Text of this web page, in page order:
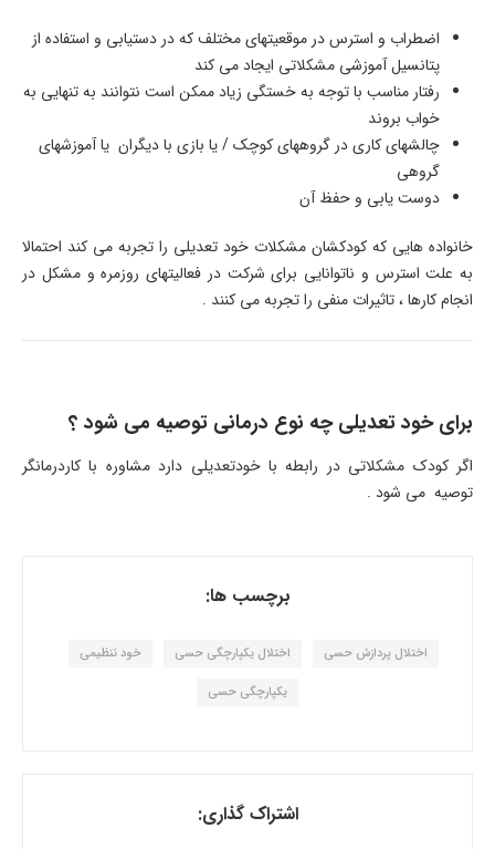
اضطراب و استرس در موقعیتهای مختلف که در دستیابی و استفاده از
پتانسیل آموزشی مشکلاتی ایجاد می کند
رفتار مناسب با توجه به خستگی زیاد ممکن است نتوانند به تنهایی به
خواب بروند
چالشهای کاری در گروههای کوچک / یا بازی با دیگران یا آموزشهای
گروهی
دوست یابی و حفظ آن
خانواده هایی که کودکشان مشکلات خود تعدیلی را تجربه می کند احتمالا
به علت استرس و ناتوانایی برای شرکت در فعالیتهای روزمره و مشکل در
انجام کارها ، تاثیرات منفی را تجربه می کنند .
برای خود تعدیلی چه نوع درمانی توصیه می شود ؟
اگر کودک مشکلاتی در رابطه با خودتعدیلی دارد مشاوره با کاردرمانگر
توصیه می شود .
برچسب ها:
اختلال پردازش حسی اختلال یکپارچگی حسی خود تنظیمی
یکپارچگی حسی
اشتراک گذاری: